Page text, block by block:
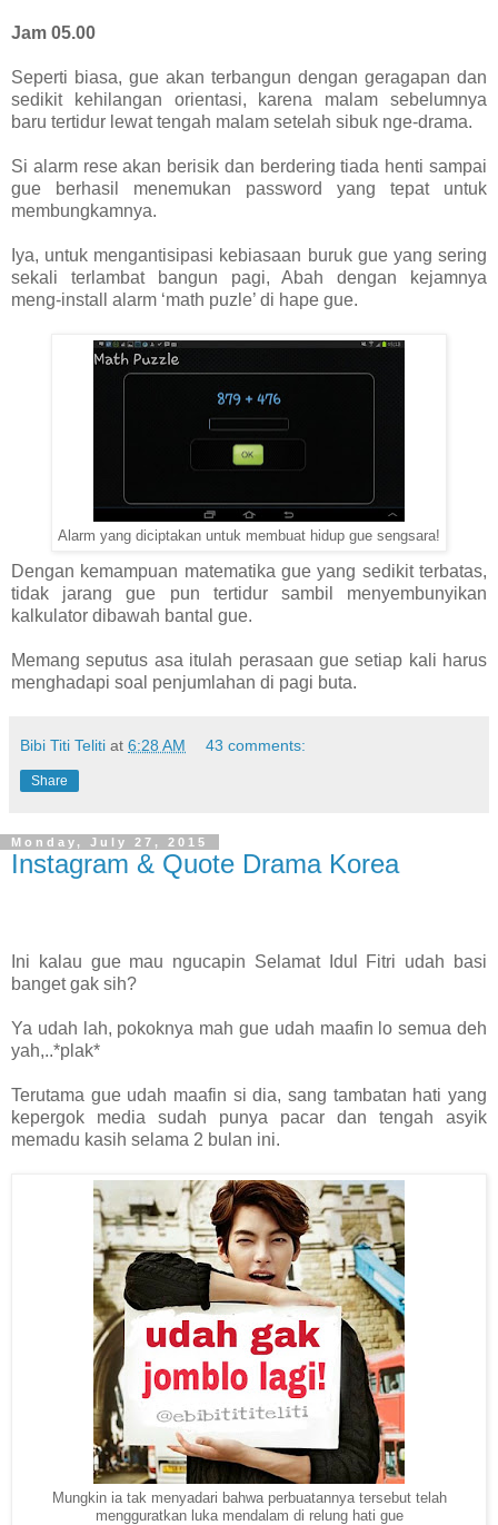
Jam 05.00
Seperti biasa, gue akan terbangun dengan geragapan dan
sedikit kehilangan orientasi, karena malam sebelumnya
baru tertidur lewat tengah malam setelah sibuk nge-drama.
Si alarm rese akan berisik dan berdering tiada henti sampai
gue berhasil menemukan password yang tepat untuk
membungkamnya.
Iya, untuk mengantisipasi kebiasaan buruk gue yang sering
sekali terlambat bangun pagi, Abah dengan kejamnya
meng-install alarm ‘math puzle’ di hape gue.
Alarm yang diciptakan untuk membuat hidup gue sengsara!
Dengan kemampuan matematika gue yang sedikit terbatas,
tidak jarang gue pun tertidur sambil menyembunyikan
kalkulator dibawah bantal gue.
Memang seputus asa itulah perasaan gue setiap kali harus
menghadapi soal penjumlahan di pagi buta.
Bibi Titi Teliti at 6:28 AM 43 comments:
Share
Monday, July 27, 2015
Instagram & Quote Drama Korea
Ini kalau gue mau ngucapin Selamat Idul Fitri udah basi
banget gak sih?
Ya udah lah, pokoknya mah gue udah maafin lo semua deh
yah,..*plak*
Terutama gue udah maafin si dia, sang tambatan hati yang
kepergok media sudah punya pacar dan tengah asyik
memadu kasih selama 2 bulan ini.
Mungkin ia tak menyadari bahwa perbuatannya tersebut telah
mengguratkan luka mendalam di relung hati gue